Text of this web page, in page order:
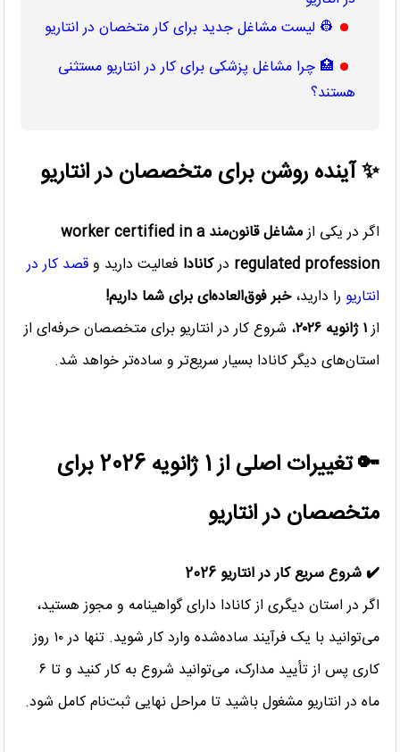
👷 لیست مشاغل جدید برای کار متخصان در انتاریو
🏥 چرا مشاغل پزشکی برای کار در انتاریو مستثنی
هستند؟
✨ آینده روشن برای متخصصان در انتاریو
اگر در یکی ازمشاغل قانون‌مند worker certified in a
regulated profession درکانادا فعالیت دارید وقصد کار در
انتاریو را دارید،خبر فوق‌العاده‌ای برای شما داریم!
از۱ ژانویه ۲۰۲۶
، شروع کار در انتاریو برای متخصصان حرفه‌ای از
استان‌های دیگر کانادا بسیار سریع‌تر و ساده‌تر خواهد شد.
🔑 تغییرات اصلی از 1 ژانویه 2026 برای
متخصصان در انتاریو
✔️ شروع سریع کار در انتاریو 2026
اگر در استان دیگری از کانادا دارای گواهینامه و مجوز هستید،
می‌توانید با یک فرآیند ساده‌شده وارد کار شوید. تنها در ۱۰ روز
کاری پس از تأیید مدارک، می‌توانید شروع به کار کنید و تا ۶
ماه در انتاریو مشغول باشید تا مراحل نهایی ثبت‌نام کامل شود.